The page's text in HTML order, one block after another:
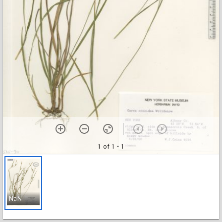
1 of 1 • 1
NaN